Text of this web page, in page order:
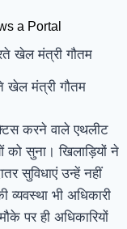
खेल मंत्री गौतम
करने वाले एथलीट
सुना। खिलाड़ियों ने
सुविधाएं उन्हें नहीं
भी अधिकारी
पर ही अधिकारियों